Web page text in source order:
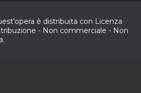
è distribuita con Licenza
- Non commerciale - Non